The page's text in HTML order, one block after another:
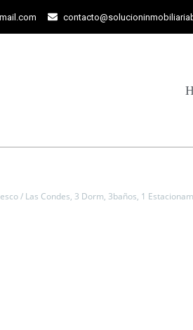
/ Las Condes, 3 Dorm, 3baños, 1